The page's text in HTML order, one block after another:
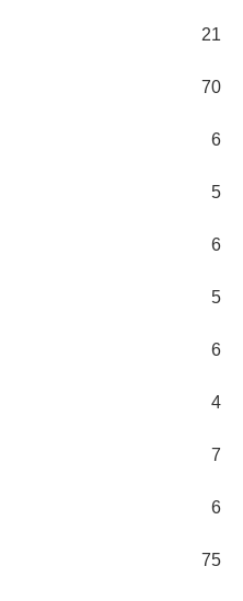
21
70
6
5
6
5
6
4
7
6
75